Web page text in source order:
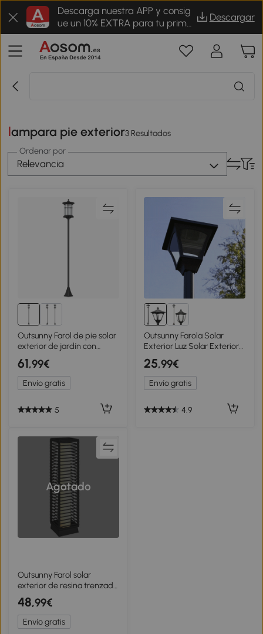
Descarga nuestra APP y consig
ue un 10% EXTRA para tu prime
r pedido
Descargar
lampara pie exterior3 Resultados
Ordenar por
Relevancia
Outsunny Farol de pie solar
exterior de jardín con
lámpara LED 23,5x23,5x184
cm Negro
61,99€
Envío gratis
5
Outsunny Farola Solar
Exterior Luz Solar Exterior
Jardín Lámpara de Pie con
Apagado Automático IP44
para Exteriores Patio
Terraza 15x15x120 cm
25,99€
Envío gratis
4.9
Agotado
Outsunny Farol solar
exterior de resina trenzada
lámpara de pie
inalámbrica recargable
sensor de luz 16 x 16 x 68
cm negro
48,99€
Envío gratis